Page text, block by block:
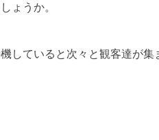
ょうか。
していると次々と観客達が集